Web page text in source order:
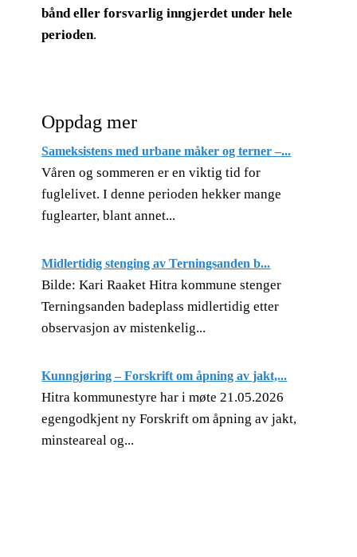
bånd eller forsvarlig inngjerdet under hele
perioden.
Oppdag mer
Sameksistens med urbane måker og terner –...
Våren og sommeren er en viktig tid for
fuglelivet. I denne perioden hekker mange
fuglearter, blant annet...
Midlertidig stenging av Terningsanden b...
Bilde: Kari Raaket Hitra kommune stenger
Terningsanden badeplass midlertidig etter
observasjon av mistenkelig...
Kunngjøring – Forskrift om åpning av jakt,...
Hitra kommunestyre har i møte 21.05.2026
egengodkjent ny Forskrift om åpning av jakt,
minsteareal og...